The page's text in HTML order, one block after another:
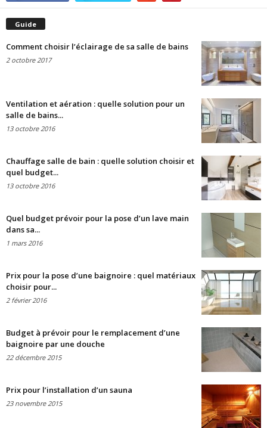
Guide
Comment choisir l’éclairage de sa salle de bains
2 octobre 2017
Ventilation et aération : quelle solution pour un
salle de bains...
13 octobre 2016
Chauffage salle de bain : quelle solution choisir et
quel budget...
13 octobre 2016
Quel budget prévoir pour la pose d’un lave main
dans sa...
1 mars 2016
Prix pour la pose d’une baignoire : quel matériaux
choisir pour...
2 février 2016
Budget à prévoir pour le remplacement d’une
baignoire par une douche
22 décembre 2015
Prix pour l’installation d’un sauna
23 novembre 2015